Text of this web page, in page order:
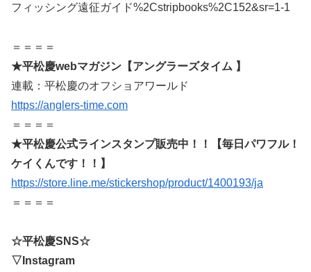
フィッシング遠征ガイド%2Cstripbooks%2C152&sr=1-1
＝＝＝＝
★平松慶webマガジン【アングラーズタイム 】
連載：平松慶のオフショアワールド
https://anglers-time.com
＝＝＝＝
★平松慶公式ラインスタンプ販売中！！【毎日パワフル！
ケイくんです！！】
https://store.line.me/stickershop/product/1400193/ja
＝＝＝＝
☆平松慶SNS☆
▽Instagram